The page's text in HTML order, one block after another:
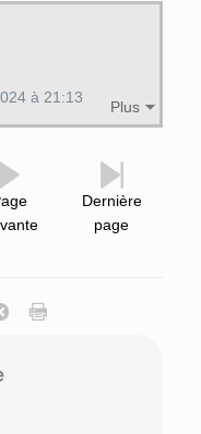
Plus
à 21:13
Dernière
page